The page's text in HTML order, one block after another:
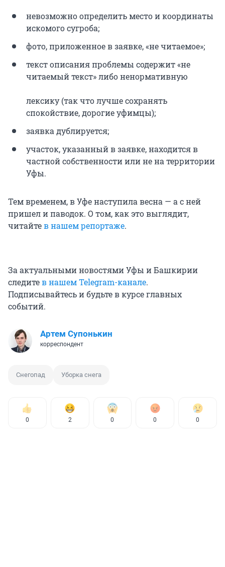
невозможно определить место и координаты
искомого сугроба;
фото, приложенное в заявке, «не читаемое»;
текст описания проблемы содержит «не
читаемый текст» либо ненормативную
лексику (так что лучше сохранять
спокойствие, дорогие уфимцы);
заявка дублируется;
участок, указанный в заявке, находится в
частной собственности или не на территории
Уфы.
Тем временем, в Уфе наступила весна — а с ней
пришел и паводок. О том, как это выглядит,
читайтев нашем репортаже.
За актуальными новостями Уфы и Башкирии
следитев нашем Telegram-канале.
Подписывайтесь и будьте в курсе главных
событий.
Артем Супонькин
корреспондент
Снегопад Уборка снега
0 2 0 0 0